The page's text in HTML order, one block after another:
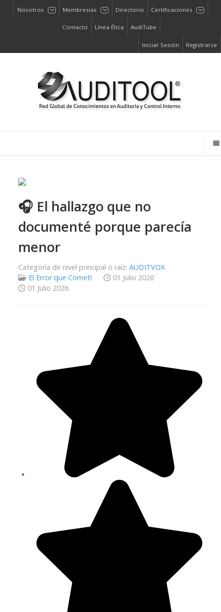
Nosotros Membresías Directorio Certificaciones
Contacto Línea Ética AudiTube
Iniciar Sesión Registrarse
🎧 El hallazgo que no
documenté porque parecía
menor
Categoría de nivel principal o raíz: AUDITVOX
El Error que Cometí
01 Julio 2026
01 Julio 2026